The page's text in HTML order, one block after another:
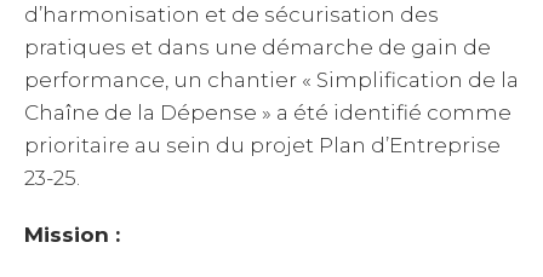
d’harmonisation et de sécurisation des
pratiques et dans une démarche de gain de
performance, un chantier « Simplification de la
Chaîne de la Dépense » a été identifié comme
prioritaire au sein du projet Plan d’Entreprise
23-25.
Mission :